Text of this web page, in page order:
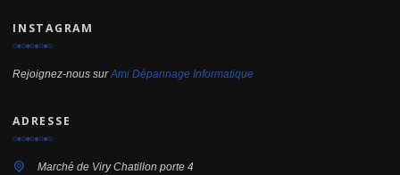
INSTAGRAM
Rejoignez-nous surAmi Dépannage Informatique
ADRESSE
Marché de Viry Chatillon porte 4